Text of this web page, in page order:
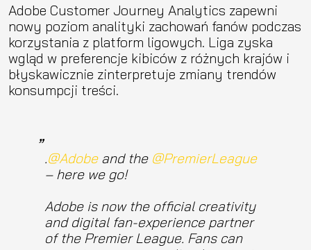
Adobe Customer Journey Analytics zapewni
nowy poziom analityki zachowań fanów podczas
korzystania z platform ligowych. Liga zyska
wgląd w preferencje kibiców z różnych krajów i
błyskawicznie zinterpretuje zmiany trendów
konsumpcji treści.
.@Adobeand the @PremierLeague
– here we go!
Adobe is now the official creativity
and digital fan-experience partner
of the Premier League. Fans can